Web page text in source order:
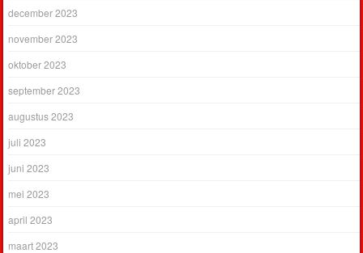
december 2023
november 2023
oktober 2023
september 2023
augustus 2023
juli 2023
juni 2023
mei 2023
april 2023
maart 2023